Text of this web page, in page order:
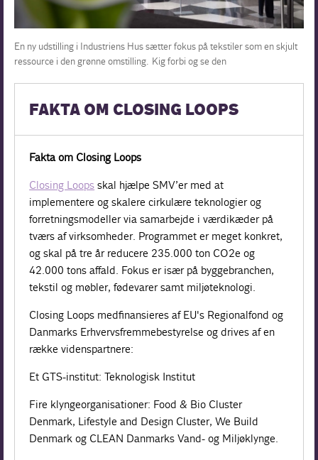
En ny udstilling i Industriens Hus sætter fokus på tekstiler som en skjult
ressource i den grønne omstilling. Kig forbi og se den
FAKTA OM CLOSING LOOPS
Fakta om Closing Loops
Closing Loops skal hjælpe SMV’er med at
implementere og skalere cirkulære teknologier og
forretningsmodeller via samarbejde i værdikæder på
tværs af virksomheder. Programmet er meget konkret,
og skal på tre år reducere 235.000 ton CO2e og
42.000 tons affald. Fokus er især på byggebranchen,
tekstil og møbler, fødevarer samt miljøteknologi.
Closing Loops medfinansieres af EU's Regionalfond og
Danmarks Erhvervsfremmebestyrelse og drives af en
række videnspartnere:
Et GTS-institut: Teknologisk Institut
Fire klyngeorganisationer: Food & Bio Cluster
Denmark, Lifestyle and Design Cluster, We Build
Denmark og CLEAN Danmarks Vand- og Miljøklynge.